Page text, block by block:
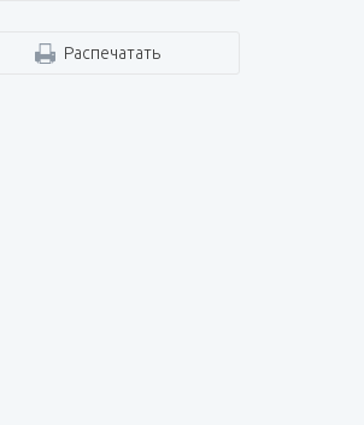
Распечатать